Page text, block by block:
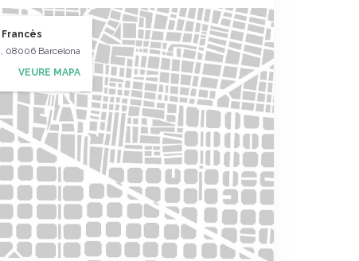
08006 Barcelona
VEURE MAPA